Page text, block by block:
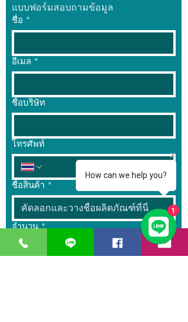
แบบฟอร์มสอบถามข้อมูล
ชื่อ *
อีเมล *
ชื่อบริษัท
โทรศัพท์
ชื่อสินค้า *
จำนวน *
How can we help you?
1